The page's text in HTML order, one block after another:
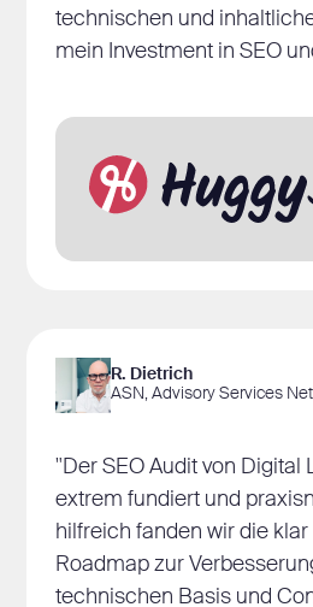
technischen und
mein Investment in SEO
R. Dietrich
ASN, Advisory Services
"Der SEO Audit von Digital
extrem fundiert und
hilfreich fanden wir die
Roadmap zur
technischen Basis und